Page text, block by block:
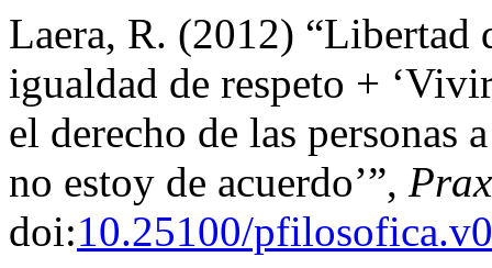
Laera, R. (2012) “Libertad
igualdad de respeto +
el derecho de las personas
no estoy de acuerdo’”,
doi:10.25100/